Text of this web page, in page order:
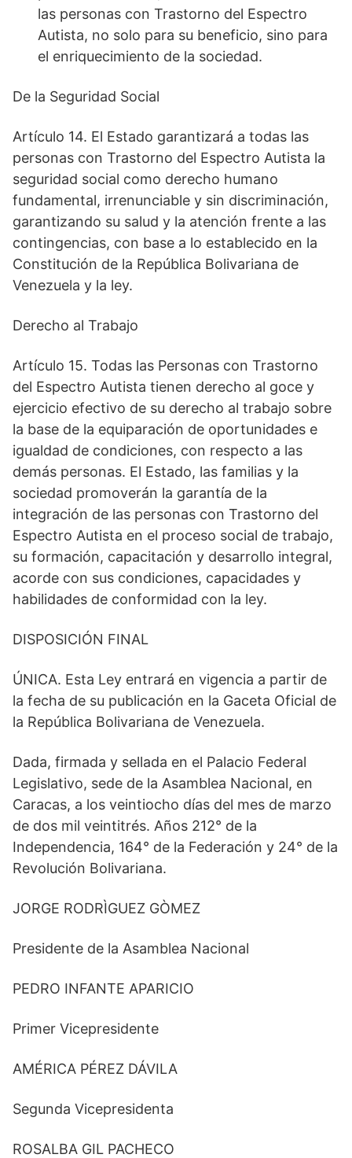
las personas con Trastorno del Espectro
Autista, no solo para su beneficio, sino para
el enriquecimiento de la sociedad.
De la Seguridad Social
Artículo 14. El Estado garantizará a todas las
personas con Trastorno del Espectro Autista la
seguridad social como derecho humano
fundamental, irrenunciable y sin discriminación,
garantizando su salud y la atención frente a las
contingencias, con base a lo establecido en la
Constitución de la República Bolivariana de
Venezuela y la ley.
Derecho al Trabajo
Artículo 15. Todas las Personas con Trastorno
del Espectro Autista tienen derecho al goce y
ejercicio efectivo de su derecho al trabajo sobre
la base de la equiparación de oportunidades e
igualdad de condiciones, con respecto a las
demás personas. El Estado, las familias y la
sociedad promoverán la garantía de la
integración de las personas con Trastorno del
Espectro Autista en el proceso social de trabajo,
su formación, capacitación y desarrollo integral,
acorde con sus condiciones, capacidades y
habilidades de conformidad con la ley.
DISPOSICIÓN FINAL
ÚNICA. Esta Ley entrará en vigencia a partir de
la fecha de su publicación en la Gaceta Oficial de
la República Bolivariana de Venezuela.
Dada, firmada y sellada en el Palacio Federal
Legislativo, sede de la Asamblea Nacional, en
Caracas, a los veintiocho días del mes de marzo
de dos mil veintitrés. Años 212° de la
Independencia, 164° de la Federación y 24° de la
Revolución Bolivariana.
JORGE RODRÌGUEZ GÒMEZ
Presidente de la Asamblea Nacional
PEDRO INFANTE APARICIO
Primer Vicepresidente
AMÉRICA PÉREZ DÁVILA
Segunda Vicepresidenta
ROSALBA GIL PACHECO